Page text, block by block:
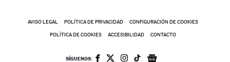
AVISO LEGAL POLÍTICA DE PRIVACIDAD CONFIGURACIÓN DE COOKIES
POLÍTICA DE COOKIES ACCESIBILIDAD CONTACTO
SÍGUENOS: